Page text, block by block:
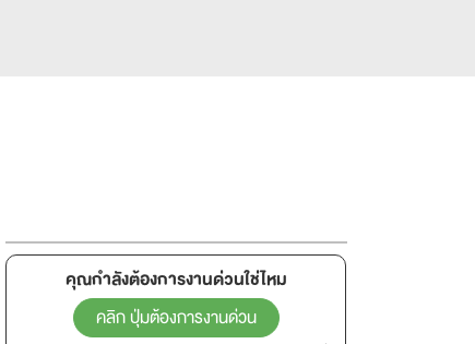
คุณกำลังต้องการงานด่วนใช่ไหม
คลิก ปุ่มต้องการงานด่วน